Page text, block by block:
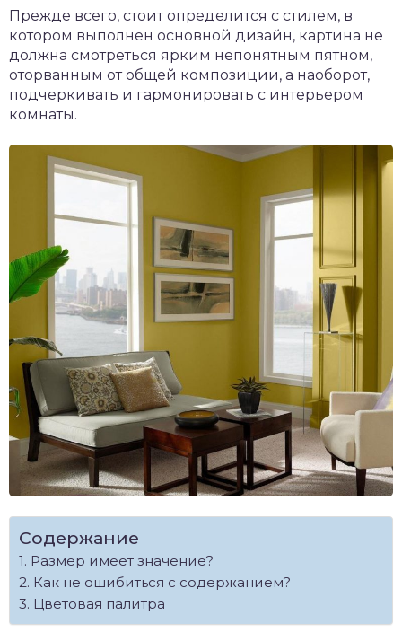
Прежде всего, стоит определится с стилем, в
котором выполнен основной дизайн, картина не
должна смотреться ярким непонятным пятном,
оторванным от общей композиции, а наоборот,
подчеркивать и гармонировать с интерьером
комнаты.
Содержание
Размер имеет значение?
Как не ошибиться с содержанием?
Цветовая палитра